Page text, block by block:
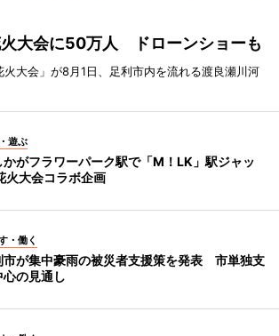
大会に50万人 ドローンショーも
火大会」が8月1日、足利市内を流れる渡良瀬川河
遊ぶ
かがフラワーパーク駅で「M！LK」駅ジャッ
火大会コラボ企画
・働く
市が集中豪雨の被災者支援策を発表 市単独支
心の見通し